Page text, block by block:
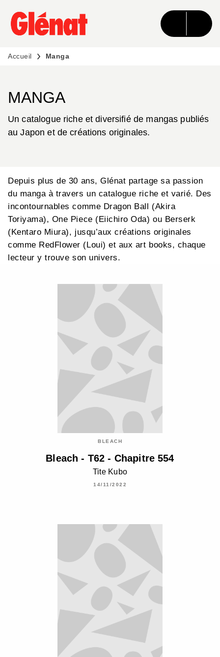
MENU RECHERCHE CONTENU
PIED DE PAGE
Accueil Manga
MANGA
Un catalogue riche et diversifié de mangas publiés
au Japon et de créations originales.
Depuis plus de 30 ans, Glénat partage sa passion
du manga à travers un catalogue riche et varié. Des
incontournables comme Dragon Ball (Akira
Toriyama), One Piece (Eiichiro Oda) ou Berserk
(Kentaro Miura), jusqu’aux créations originales
comme RedFlower (Loui) et aux art books, chaque
lecteur y trouve son univers.
BLEACH
Bleach - T62 - Chapitre 554
Tite Kubo
14/11/2022